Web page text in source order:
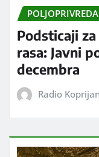
POLJOPRIVREDA
Podsticaji
rasa: Javni
decembra
Radio Koprijan